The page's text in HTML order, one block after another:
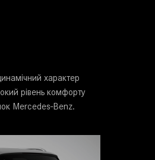
характер
рівень комфорту
Mercedes-Benz.